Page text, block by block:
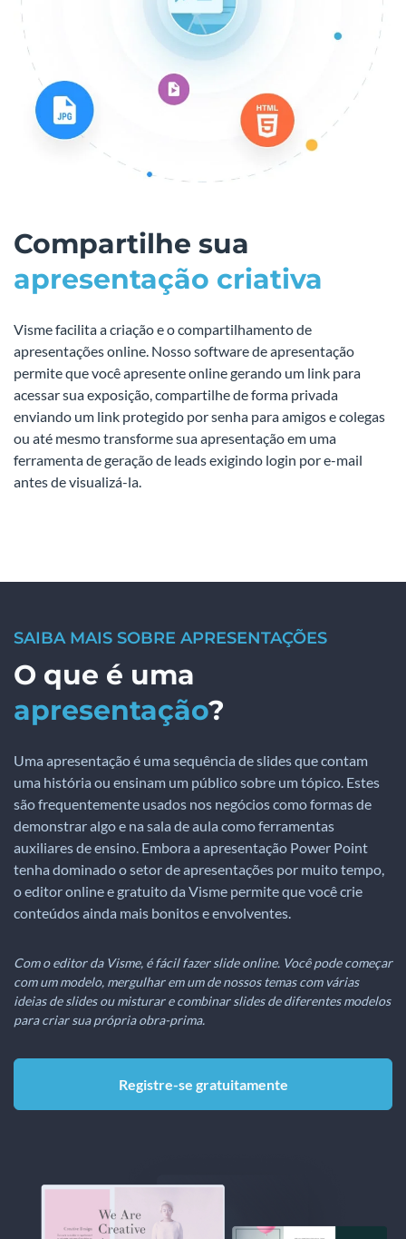
Compartilhe sua
apresentação criativa
Visme facilita a criação e o compartilhamento de
apresentações online. Nosso software de apresentação
permite que você apresente online gerando um link para
acessar sua exposição, compartilhe de forma privada
enviando um link protegido por senha para amigos e colegas
ou até mesmo transforme sua apresentação em uma
ferramenta de geração de leads exigindo login por e-mail
antes de visualizá-la.
SAIBA MAIS SOBRE APRESENTAÇÕES
O que é uma
apresentação?
Uma apresentação é uma sequência de slides que contam
uma história ou ensinam um público sobre um tópico. Estes
são frequentemente usados nos negócios como formas de
demonstrar algo e na sala de aula como ferramentas
auxiliares de ensino. Embora a apresentação Power Point
tenha dominado o setor de apresentações por muito tempo,
o editor online e gratuito da Visme permite que você crie
conteúdos ainda mais bonitos e envolventes.
Com o editor da Visme, é fácil fazer slide online. Você pode começar
com um modelo, mergulhar em um de nossos temas com várias
ideias de slides ou misturar e combinar slides de diferentes modelos
para criar sua própria obra-prima.
Registre-se gratuitamente